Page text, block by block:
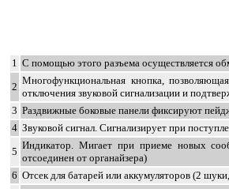
1 С помощью этого разъема осуществляется
2
Многофункциональная кнопка,
отключения звуковой сигнализации и
3 Раздвижные боковые панели фиксируют
4 Звуковой сигнал. Сигнализирует при
5
Индикатор. Мигает при приеме новых
отсоединен от органайзера)
6 Отсек для батарей или аккумуляторов (2